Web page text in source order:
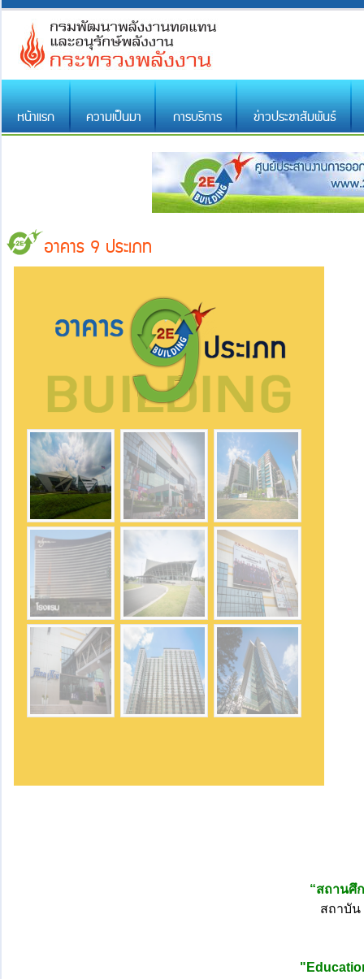
หน้าแรก ความเป็นมา การบริการ ข่าวประชาสัมพันธ์
อาคาร 9 ประเภท
“สถานศึ
สถาบัน